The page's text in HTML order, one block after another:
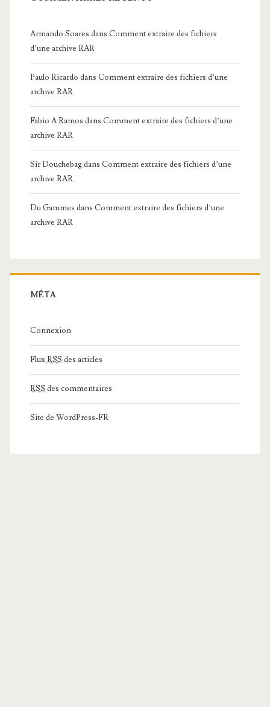
Armando Soares dans Comment extraire des fichiers
d’une archive RAR
Paulo Ricardo dans Comment extraire des fichiers d’une
archive RAR
Fabio A Ramos dans Comment extraire des fichiers d’une
archive RAR
Sir Douchebagdans Comment extraire des fichiers d’une
archive RAR
Du Gammes dans Comment extraire des fichiers d’une
archive RAR
MÉTA
Connexion
FluxRSS des articles
RSS des commentaires
Site de WordPress-FR